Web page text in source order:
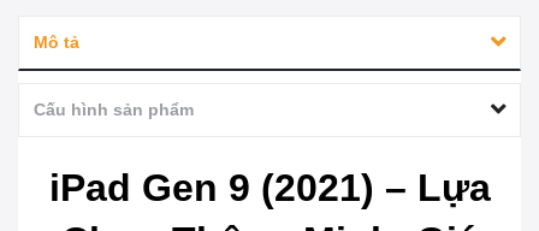
Mô tả
Cấu hình sản phẩm
iPad Gen 9 (2021) – Lựa